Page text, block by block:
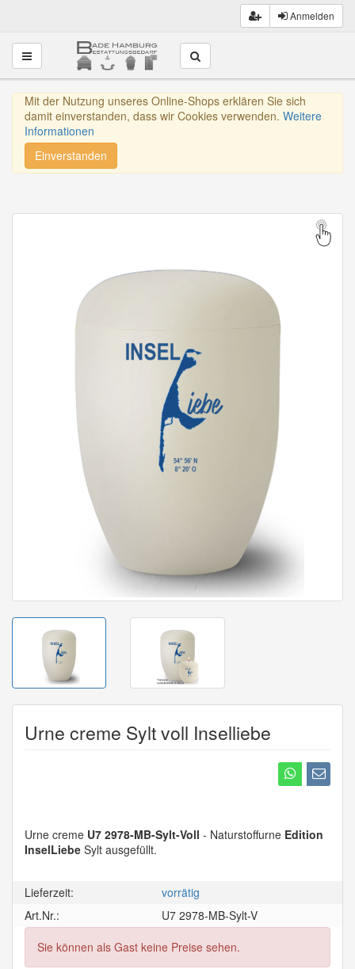
Anmelden
Toggle navigation
Mit der Nutzung unseres Online-Shops erklären Sie sich
damit einverstanden, dass wir Cookies verwenden. Weitere
Informationen
Einverstanden
Urne creme Sylt voll Inselliebe
Urne creme U7 2978-MB-Sylt-Voll - Naturstoffurne Edition
InselLiebe Sylt ausgefüllt.
Lieferzeit:
vorrätig
Art.Nr.:
U7 2978-MB-Sylt-V
Sie können als Gast keine Preise sehen.